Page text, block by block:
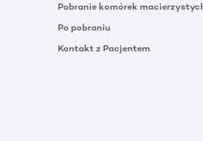
Pobranie komórek
Po pobraniu
Kontakt z Pacjentem